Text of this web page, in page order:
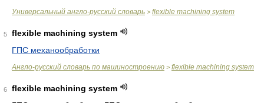
Универсальный англо-русский словарь > flexible machining system
5
flexible machining system
ГПС механообработки
Англо-русский словарь по машиностроению > flexible machining system
6
flexible machining system